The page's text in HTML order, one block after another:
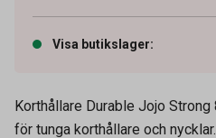
Visa butikslager:
Korthållare Durable Jojo
för tunga korthållare och